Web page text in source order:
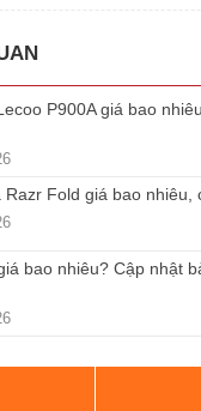
P900A giá bao
Razr Fold giá bao
bao nhiêu? Cập nhật